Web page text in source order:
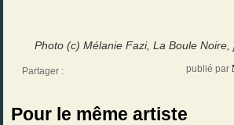
Photo (c) Mélanie Fazi, La Boule Noire,
Partager : publié par
Pour le même artiste